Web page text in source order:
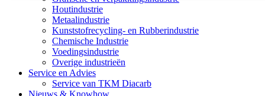
Houtindustrie
Metaalindustrie
Kunststofrecycling- en Rubberindustrie
Chemische Industrie
Voedingsindustrie
Overige industrieën
Service en Advies
Service van TKM Diacarb
Nieuws & Knowhow